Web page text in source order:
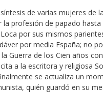
de varias mujeres de
la profesión de papado
por sus mismos
por media España; no
Guerra de los Cien años
a la escritora y religiosa
se actualiza un
quién guardó en su